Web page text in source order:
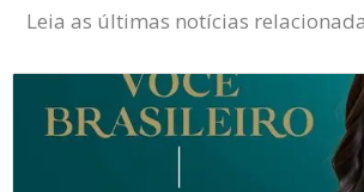
Leia as últimas notícias